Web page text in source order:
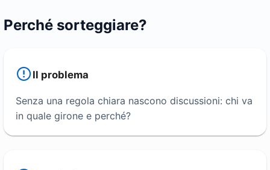
Perché sorteggiare?
Il problema
Senza una regola chiara nascono discussioni: chi va
in quale girone e perché?